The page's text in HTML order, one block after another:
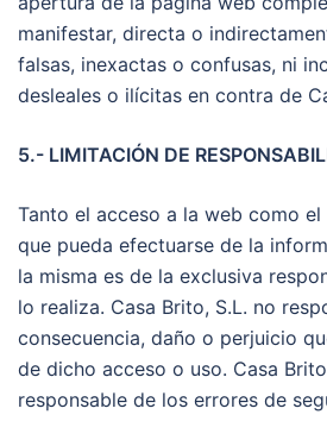
manifestar, directa o
falsas, inexactas o confusas, ni
desleales o ilícitas en contra de
5.- LIMITACIÓN DE
Tanto el acceso a la web como
que pueda efectuarse de la
la misma es de la exclusiva
lo realiza. Casa Brito, S.L. no
consecuencia, daño o perjuicio
de dicho acceso o uso. Casa
responsable de los errores de